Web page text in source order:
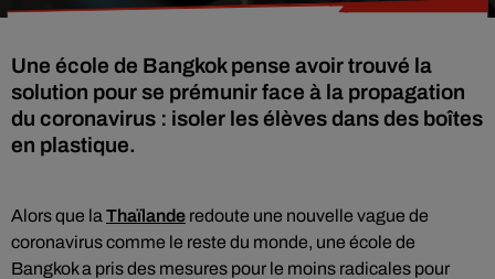
Une école de Bangkok pense avoir trouvé la
solution pour se prémunir face à la propagation
du coronavirus : isoler les élèves dans des boîtes
en plastique.
Alors que la Thaïlande redoute une nouvelle vague de
coronavirus comme le reste du monde, une école de
Bangkok a pris des mesures pour le moins radicales pour